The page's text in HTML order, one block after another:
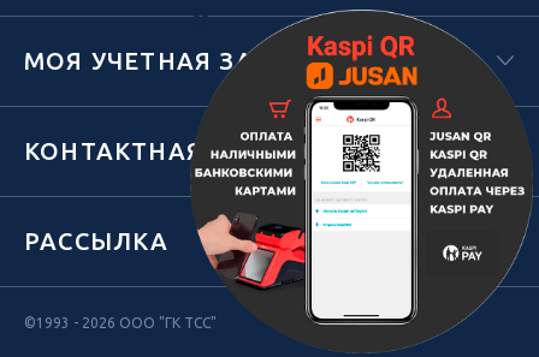
Х
МОЯ УЧЕТНАЯ ЗАПИСЬ
КОНТАКТНАЯ ИНФОРМАЦИЯ
РАССЫЛКА
©1993 - 2026 ООО "ГК ТСС"